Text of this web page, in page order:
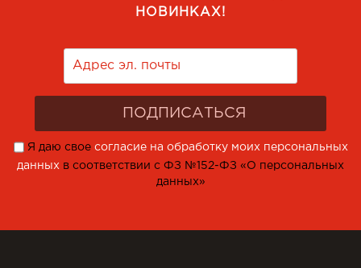
НОВИНКАХ!
Я даю свое согласие на обработку моих персональных
данных в соответствии с ФЗ №152-ФЗ «О персональных
данных»